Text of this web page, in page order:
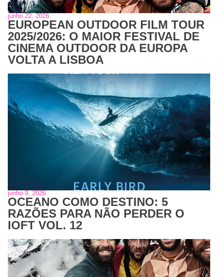
junho 22, 2026
EUROPEAN OUTDOOR FILM TOUR
2025/2026: O MAIOR FESTIVAL DE
CINEMA OUTDOOR DA EUROPA
VOLTA A LISBOA
junho 9, 2026
OCEANO COMO DESTINO: 5
RAZÕES PARA NÃO PERDER O
IOFT VOL. 12